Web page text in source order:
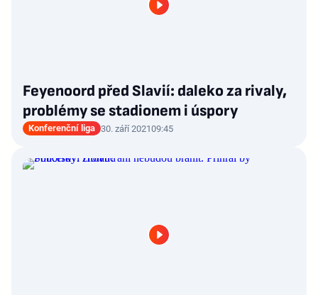
Feyenoord před Slavií: daleko za rivaly,
problémy se stadionem i úspory
Konferenční liga 30. září 202109:45